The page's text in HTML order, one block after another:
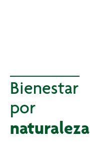
Bienestar
por
naturaleza